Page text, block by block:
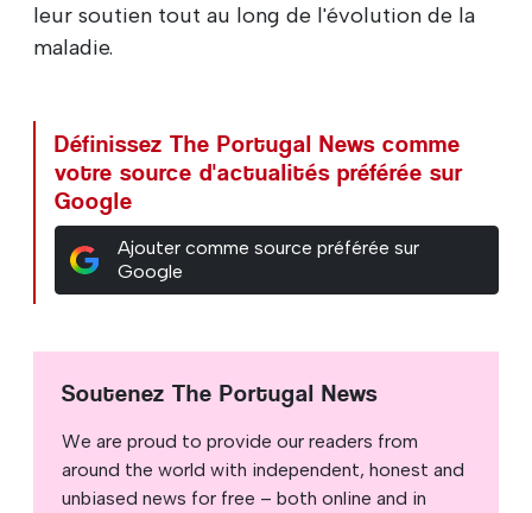
leur soutien tout au long de l'évolution de la
maladie.
Définissez The Portugal News comme
votre source d'actualités préférée sur
Google
Ajouter comme source préférée sur
Google
Soutenez The Portugal News
We are proud to provide our readers from
around the world with independent, honest and
unbiased news for free – both online and in